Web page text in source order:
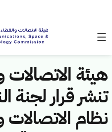
هيئة الاتصالات
تنشر قرار لجنة
نظام الاتصالات